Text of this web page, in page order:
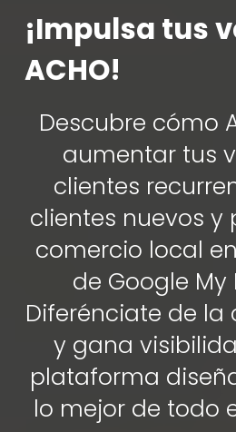
¡Impulsa tus
ACHO!
Descubre cómo
aumentar tus
clientes
clientes nuevos y
comercio local
de Google My
Diferénciate de
y gana
plataforma
lo mejor de todo